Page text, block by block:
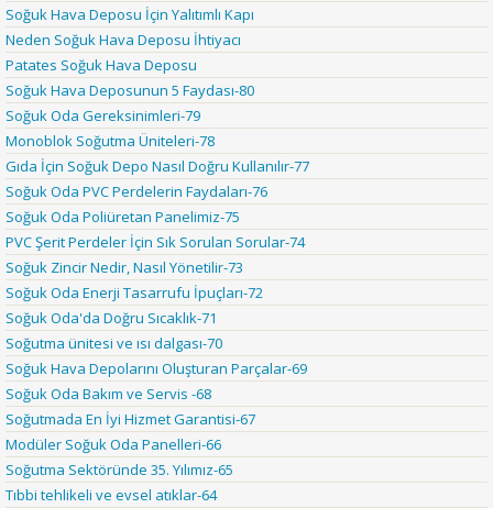
Soğuk Hava Deposu İçin Yalıtımlı Kapı
Neden Soğuk Hava Deposu İhtiyacı
Patates Soğuk Hava Deposu
Soğuk Hava Deposunun 5 Faydası-80
Soğuk Oda Gereksinimleri-79
Monoblok Soğutma Üniteleri-78
Gıda İçin Soğuk Depo Nasıl Doğru Kullanılır-77
Soğuk Oda PVC Perdelerin Faydaları-76
Soğuk Oda Poliüretan Panelimiz-75
PVC Şerit Perdeler İçin Sık Sorulan Sorular-74
Soğuk Zincir Nedir, Nasıl Yönetilir-73
Soğuk Oda Enerji Tasarrufu İpuçları-72
Soğuk Oda'da Doğru Sıcaklık-71
Soğutma ünitesi ve ısı dalgası-70
Soğuk Hava Depolarını Oluşturan Parçalar-69
Soğuk Oda Bakım ve Servis -68
Soğutmada En İyi Hizmet Garantisi-67
Modüler Soğuk Oda Panelleri-66
Soğutma Sektöründe 35. Yılımız-65
Tıbbi tehlikeli ve evsel atıklar-64